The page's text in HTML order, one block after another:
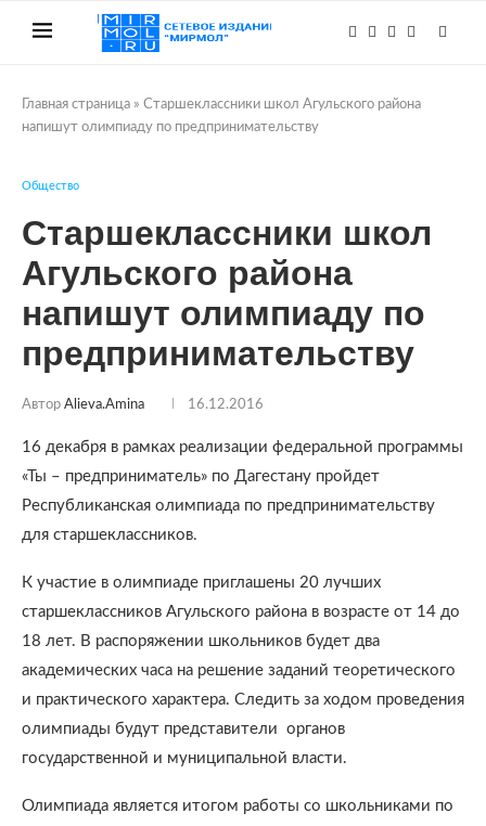
Главная страница » Старшеклассники школ Агульского района
напишут олимпиаду по предпринимательству
Общество
Старшеклассники школ
Агульского района
напишут олимпиаду по
предпринимательству
Автор Alieva.amina 16.12.2016
16 декабря в рамках реализации федеральной программы
«Ты – предприниматель» по Дагестану пройдет
Республиканская олимпиада по предпринимательству
для старшеклассников.
К участие в олимпиаде приглашены 20 лучших
старшеклассников Агульского района в возрасте от 14 до
18 лет. В распоряжении школьников будет два
академических часа на решение заданий теоретического
и практического характера. Следить за ходом проведения
олимпиады будут представители органов
государственной и муниципальной власти.
Олимпиада является итогом работы со школьниками по